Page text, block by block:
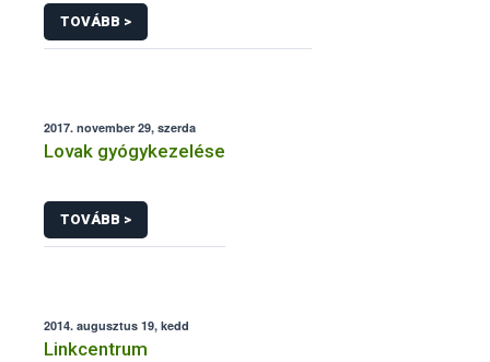
TOVÁBB >
2017. november 29, szerda
Lovak gyógykezelése
TOVÁBB >
2014. augusztus 19, kedd
Linkcentrum